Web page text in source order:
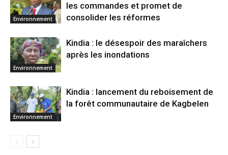
Environnement
les commandes et promet de
consolider les réformes
Environnement
Kindia : le désespoir des maraîchers
après les inondations
Environnement
Kindia : lancement du reboisement de
la forêt communautaire de Kagbelen